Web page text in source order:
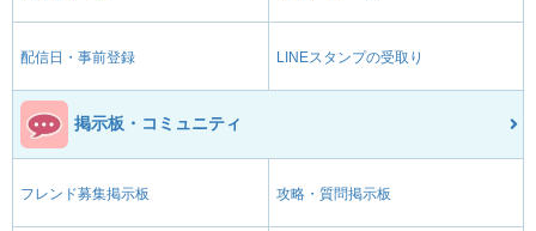
配信日・事前登録 LINEスタンプの受取り
掲示板・コミュニティ
フレンド募集掲示板 攻略・質問掲示板